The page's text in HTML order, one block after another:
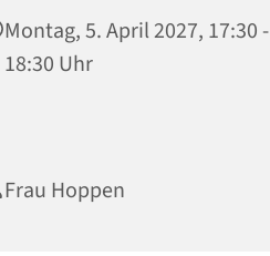
Montag, 5. April 2027, 17:30 -
18:30 Uhr
Frau Hoppen